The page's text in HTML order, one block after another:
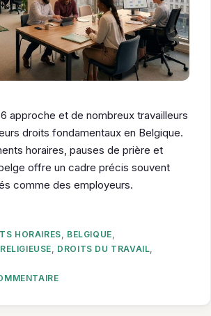
approche et de nombreux travailleurs
droits fondamentaux en Belgique.
horaires, pauses de prière et
offre un cadre précis souvent
comme des employeurs.
HORAIRES, BELGIQUE,
, DROITS DU TRAVAIL,